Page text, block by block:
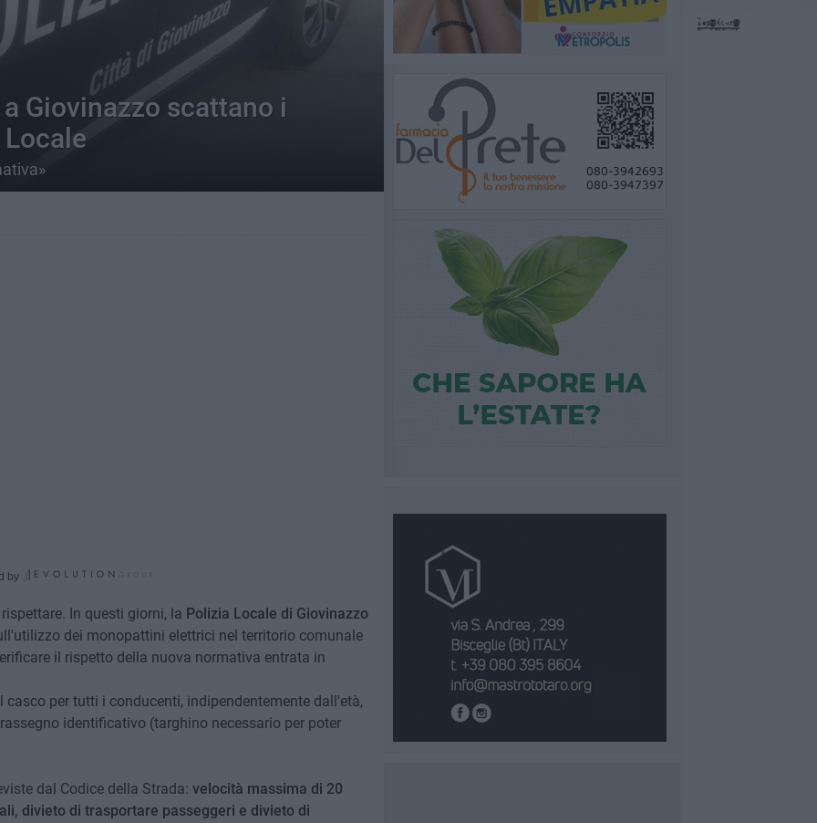
Giovinazzo scattano i
by
In questi giorni, la Polizia Locale di Giovinazzo
dei monopattini elettrici nel territorio comunale
il rispetto della nuova normativa entrata in
per tutti i conducenti, indipendentemente dall'età,
identificativo (targhino necessario per poter
dal Codice della Strada: velocità massima di 20
divieto di trasportare passeggeri e divieto di